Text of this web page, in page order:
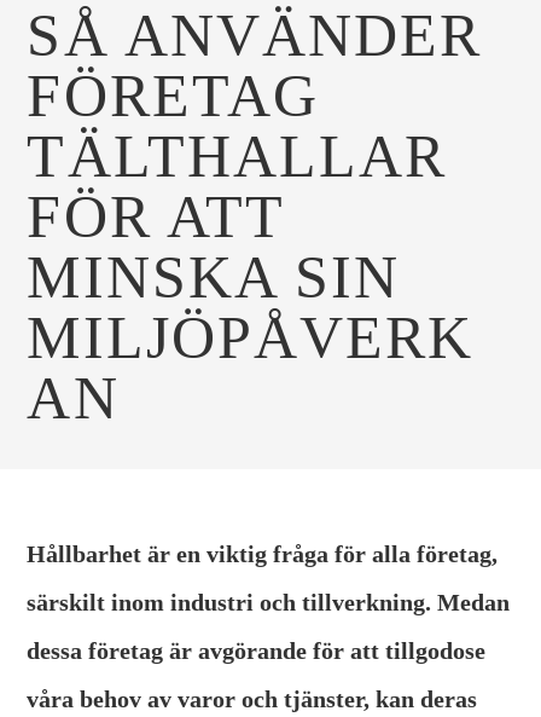
SÅ ANVÄNDER
FÖRETAG
TÄLTHALLAR
FÖR ATT
MINSKA SIN
MILJÖPÅVERK
AN
Hållbarhet är en viktig fråga för alla företag,
särskilt inom industri och tillverkning. Medan
dessa företag är avgörande för att tillgodose
våra behov av varor och tjänster, kan deras